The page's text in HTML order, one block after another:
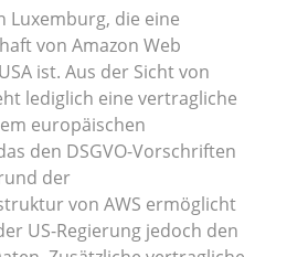
Luxemburg, die eine
von Amazon Web
ist. Aus der Sicht von
lediglich eine vertragliche
europäischen
den DSGVO-Vorschriften
der
von AWS ermöglicht
US-Regierung jedoch den